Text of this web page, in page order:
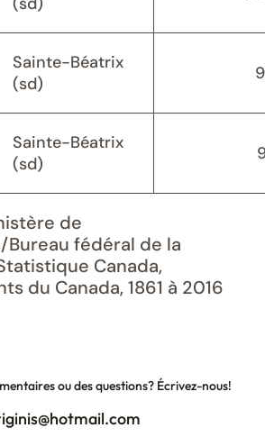
Sainte-Béatrix
(sd)
Sainte-Béatrix
(sd)
de
Bureau fédéral de la
Canada,
du Canada, 1861 à 2016
ou des questions? Écrivez-nous!